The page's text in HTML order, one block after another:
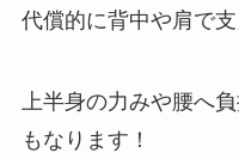
代償的に背中や肩で
上半身の力みや腰へ
もなります！